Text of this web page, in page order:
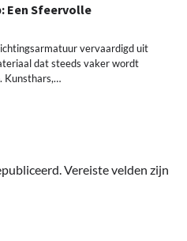
Een Sfeervolle
vervaardigd uit
dat steeds vaker wordt
Kunsthars,…
Vereiste velden zijn